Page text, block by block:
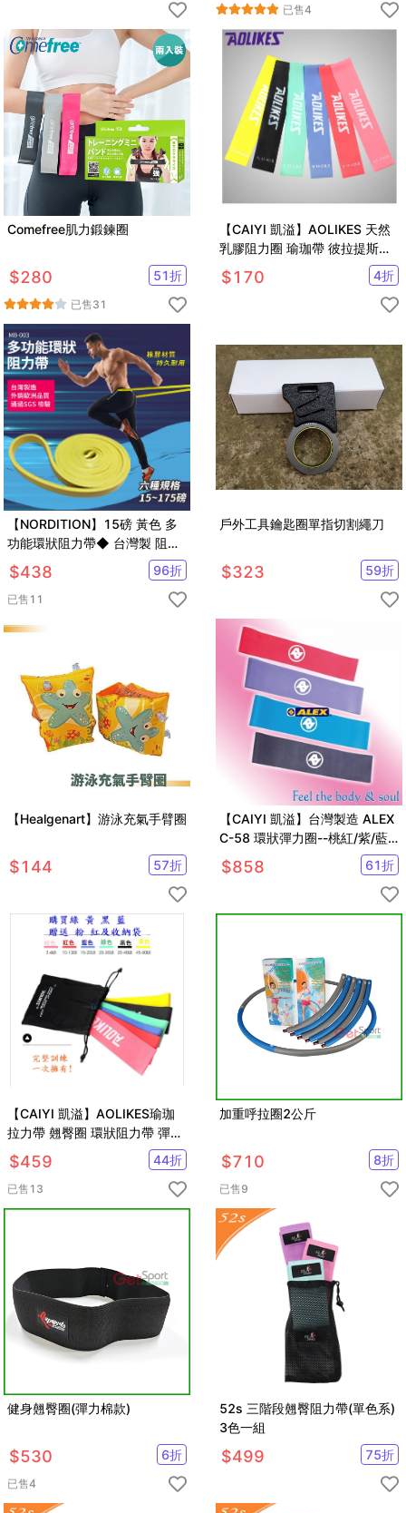
已售4
Comefree肌力鍛鍊圈
$280 51折
已售31
【CAIYI 凱溢】AOLIKES 天然
乳膠阻力圈 瑜珈帶 彼拉提斯帶
訓練拉力帶 阻力帶 健身帶 拉力
帶 彈力帶 藍色
$170 4折
【NORDITION】15磅 黃色 多
功能環狀阻力帶◆ 台灣製 阻力
圈 拉力帶 拉筋帶 健身房 彈力繩
訓練 TRX 重訓
$438 96折
已售 11
戶外工具鑰匙圈單指切割繩刀
$323 59折
【Healgenart】游泳充氣手臂圈
$144 57折
【CAIYI 凱溢】台灣製造 ALEX
C-58 環狀彈力圈--桃紅/紫/藍/
鐵灰(組)
$858 61折
【CAIYI 凱溢】AOLIKES瑜珈
拉力帶 翹臀圈 環狀阻力帶 彈力
帶 阻力圈 彈力圈 『紅+藍+綠
+黑』送三好禮
$459 44折
已售 13
加重呼拉圈2公斤
$710 8折
已售9
健身翹臀圈(彈力棉款)
$530 6折
已售4
52s 三階段翹臀阻力帶(單色系)
3色一組
$499 75折